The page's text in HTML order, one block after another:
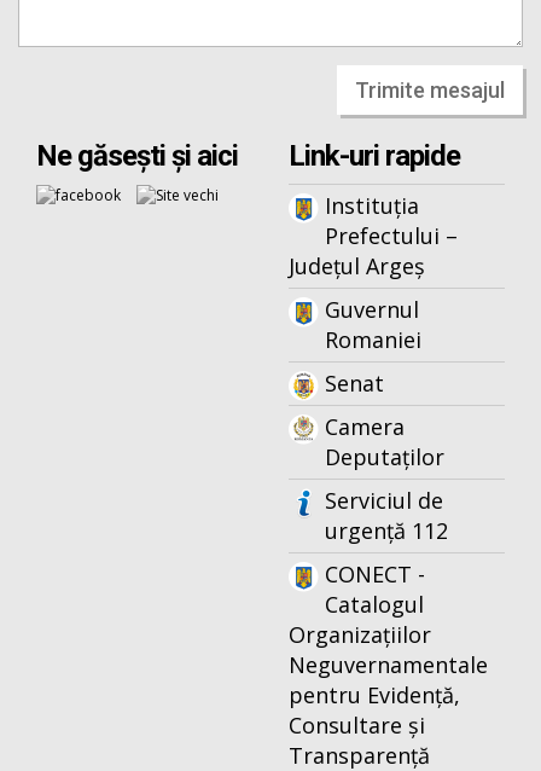
Trimite mesajul
Ne găsești și aici Link-uri rapide
Instituția
Prefectului –
Județul Argeș
Guvernul
Romaniei
Senat
Camera
Deputaților
Serviciul de
urgență 112
CONECT -
Catalogul
Organizațiilor
Neguvernamentale
pentru Evidență,
Consultare și
Transparență